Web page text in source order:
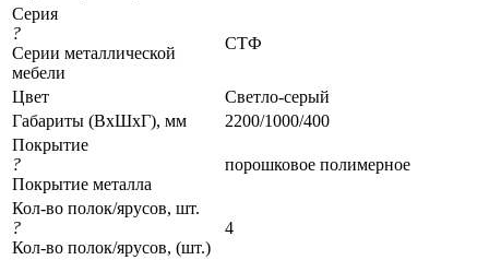
Серия
?
Серии металлической
мебели
СТФ
Цвет
Светло-серый
Габариты (ВхШхГ), мм
2200/1000/400
Покрытие
?
Покрытие металла
порошковое полимерное
Кол-во полок/ярусов, шт.
?
Кол-во полок/ярусов, (шт.)
4